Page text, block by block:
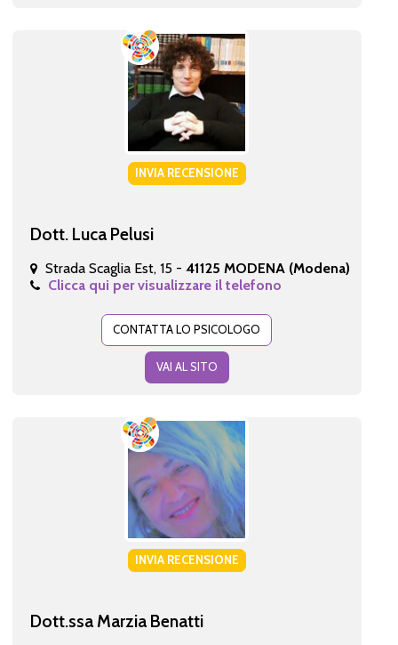
INVIA RECENSIONE
Dott. Luca Pelusi
Strada Scaglia Est, 15 - 41125 MODENA (Modena)
Clicca qui per visualizzare il telefono
CONTATTA LO PSICOLOGO
VAI AL SITO
INVIA RECENSIONE
Dott.ssa Marzia Benatti